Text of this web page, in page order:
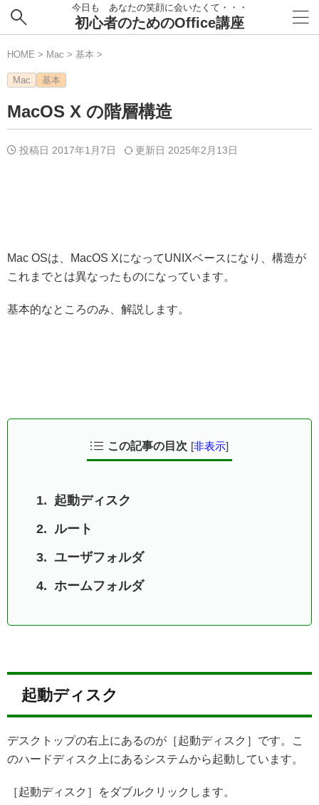
今日も あなたの笑顔に会いたくて・・・
初心者のためのOffice講座
HOME > Mac > 基本 >
Mac 基本
MacOS X の階層構造
投稿日 2017年1月7日 更新日 2025年2月13日
Mac OSは、MacOS XになってUNIXベースになり、構造が
これまでとは異なったものになっています。
基本的なところのみ、解説します。
この記事の目次 [非表示]
起動ディスク
ルート
ユーザフォルダ
ホームフォルダ
起動ディスク
デスクトップの右上にあるのが［起動ディスク］です。こ
のハードディスク上にあるシステムから起動しています。
［起動ディスク］をダブルクリックします。